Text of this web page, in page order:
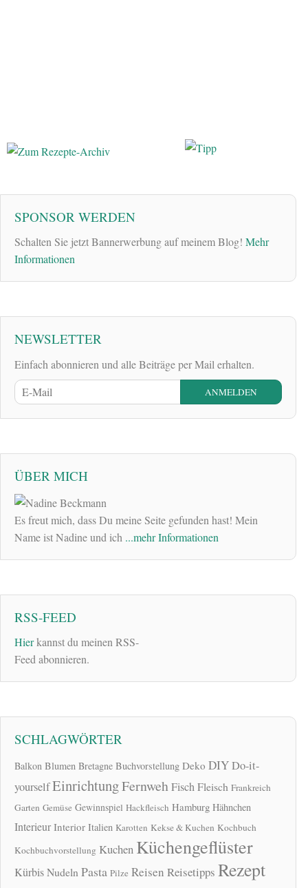
SPONSOR WERDEN
Schalten Sie jetzt Bannerwerbung auf meinem Blog! Mehr
Informationen
NEWSLETTER
Einfach abonnieren und alle Beiträge per Mail erhalten.
ÜBER MICH
Es freut mich, dass Du meine Seite gefunden hast! Mein
Name ist Nadine und ich ...mehr Informationen
RSS-FEED
Hierkannst du meinen RSS-
Feed abonnieren.
SCHLAGWÖRTER
Balkon Blumen Bretagne Buchvorstellung Deko DIYDo-it-
yourselfEinrichtungFernwehFischFleisch Frankreich
Garten Gemüse Gewinnspiel Hackfleisch Hamburg Hähnchen
Interieur Interior Italien Karotten Kekse & Kuchen Kochbuch
Kochbuchvorstellung Kuchen Küchengeflüster
KürbisNudeln Pasta Pilze Reisen Reisetipps Rezept